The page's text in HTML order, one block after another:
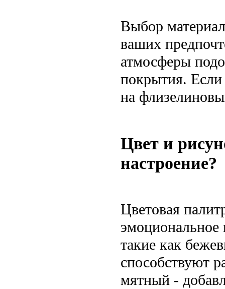
Выбор
ваших
атмосферы
покрытия. Если
на
Цвет и
настроение?
Цветовая
эмоциональное
такие как
способствуют
мятный -